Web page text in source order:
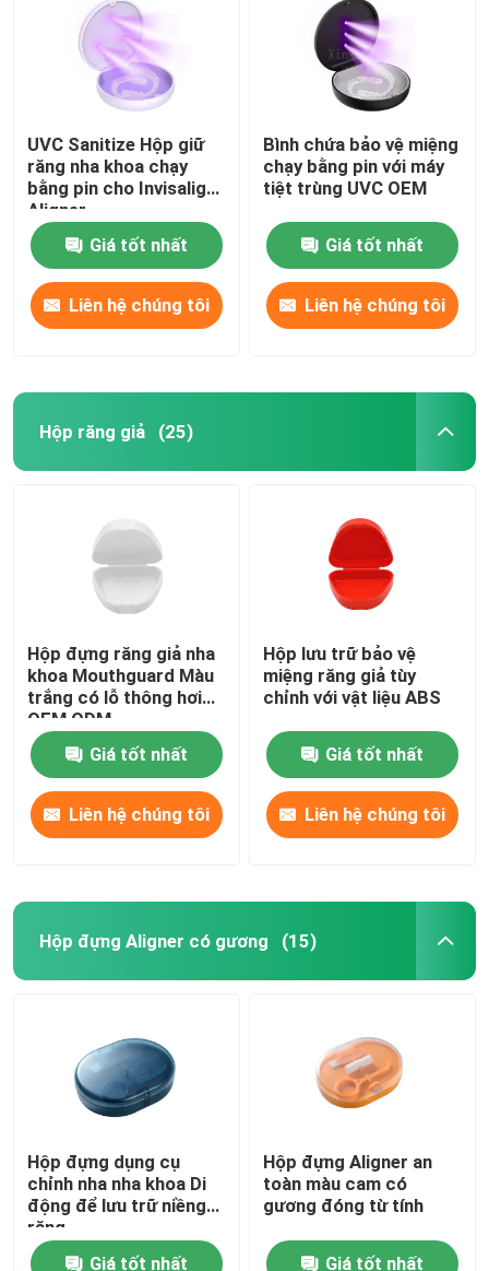
Bàn chải làm sạch răng giả
Bộ phận phun nước bọt
vật tư tiêu hao nha khoa
UVC Sanitize Hộp giữ
răng nha khoa chạy
bằng pin cho Invisalign
Aligner
Giá tốt nhất
Liên hệ chúng tôi
Bình chứa bảo vệ miệng
chạy bằng pin với máy
tiệt trùng UVC OEM
Giá tốt nhất
Liên hệ chúng tôi
Hộp răng giả (25)
Hộp đựng răng giả nha
khoa Mouthguard Màu
trắng có lỗ thông hơi
OEM ODM
Giá tốt nhất
Liên hệ chúng tôi
Hộp lưu trữ bảo vệ
miệng răng giả tùy
chỉnh với vật liệu ABS
Giá tốt nhất
Liên hệ chúng tôi
Hộp đựng Aligner có gương (15)
Hộp đựng dụng cụ
chỉnh nha nha khoa Di
động để lưu trữ niềng
răng
Giá tốt nhất
Hộp đựng Aligner an
toàn màu cam có
gương đóng từ tính
Giá tốt nhất